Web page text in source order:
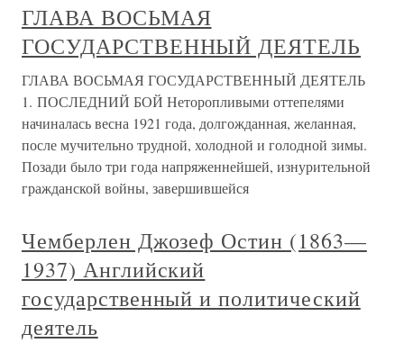
ГЛАВА ВОСЬМАЯ
ГОСУДАРСТВЕННЫЙ ДЕЯТЕЛЬ
ГЛАВА ВОСЬМАЯ ГОСУДАРСТВЕННЫЙ ДЕЯТЕЛЬ
1. ПОСЛЕДНИЙ БОЙ Неторопливыми оттепелями
начиналась весна 1921 года, долгожданная, желанная,
после мучительно трудной, холодной и голодной зимы.
Позади было три года напряженнейшей, изнурительной
гражданской войны, завершившейся
Чемберлен Джозеф Остин (1863—
1937) Английский
государственный и политический
деятель